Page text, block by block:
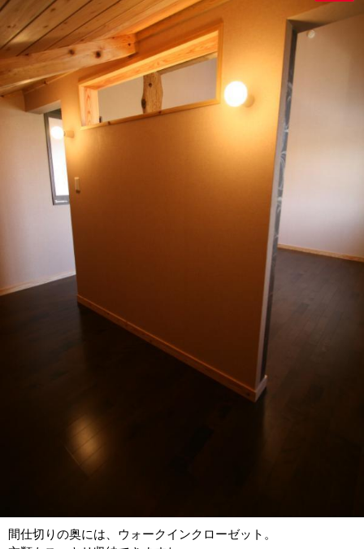
間仕切りの奥には、ウォークインクローゼット。